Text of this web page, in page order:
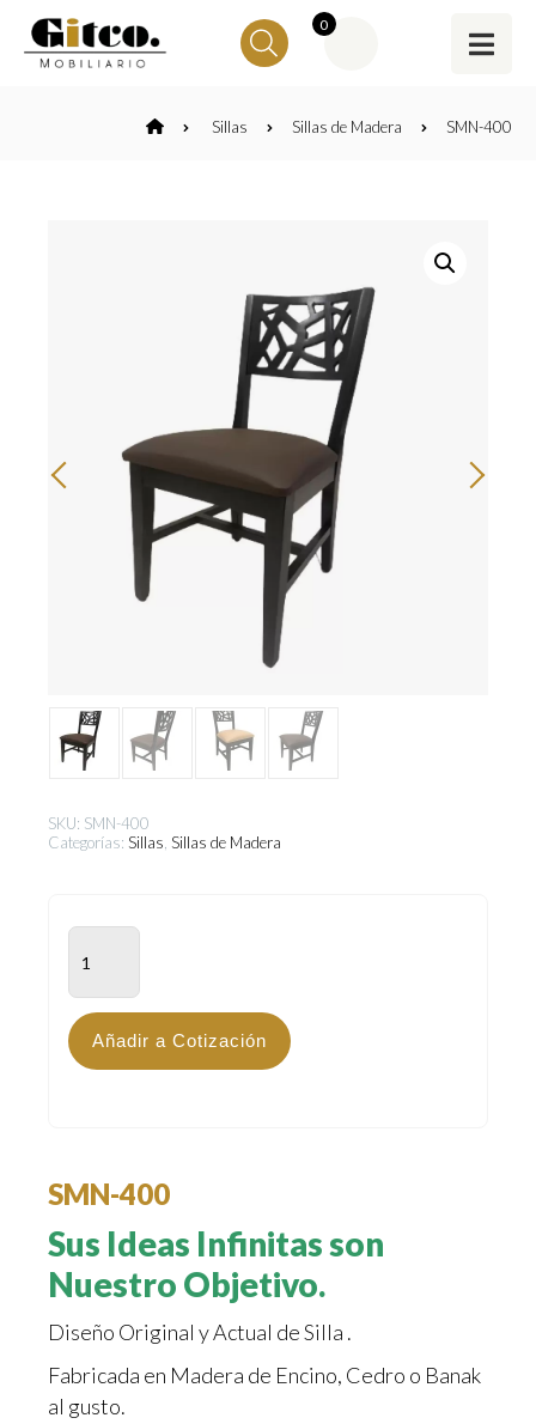
0
Sillas Sillas de Madera SMN-400
SKU: SMN-400
Categorías: Sillas, Sillas de Madera
SMN-400
Sus Ideas Infinitas son
Nuestro Objetivo.
Diseño Original y Actual de Silla .
Fabricada en Madera de Encino, Cedro o Banak
al gusto.
SMN-
400
Añadir a Cotización